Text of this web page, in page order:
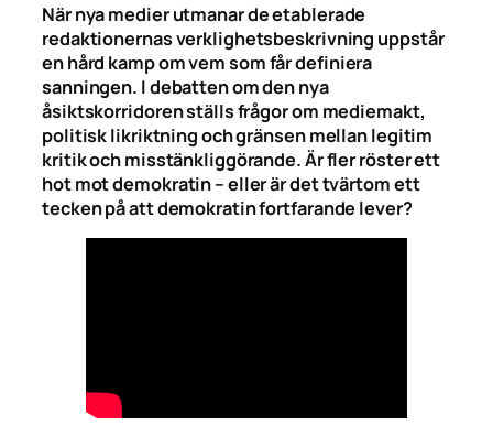
När nya medier utmanar de etablerade
redaktionernas verklighetsbeskrivning uppstår
en hård kamp om vem som får definiera
sanningen. I debatten om den nya
åsiktskorridoren ställs frågor om mediemakt,
politisk likriktning och gränsen mellan legitim
kritik och misstänkliggörande. Är fler röster ett
hot mot demokratin – eller är det tvärtom ett
tecken på att demokratin fortfarande lever?